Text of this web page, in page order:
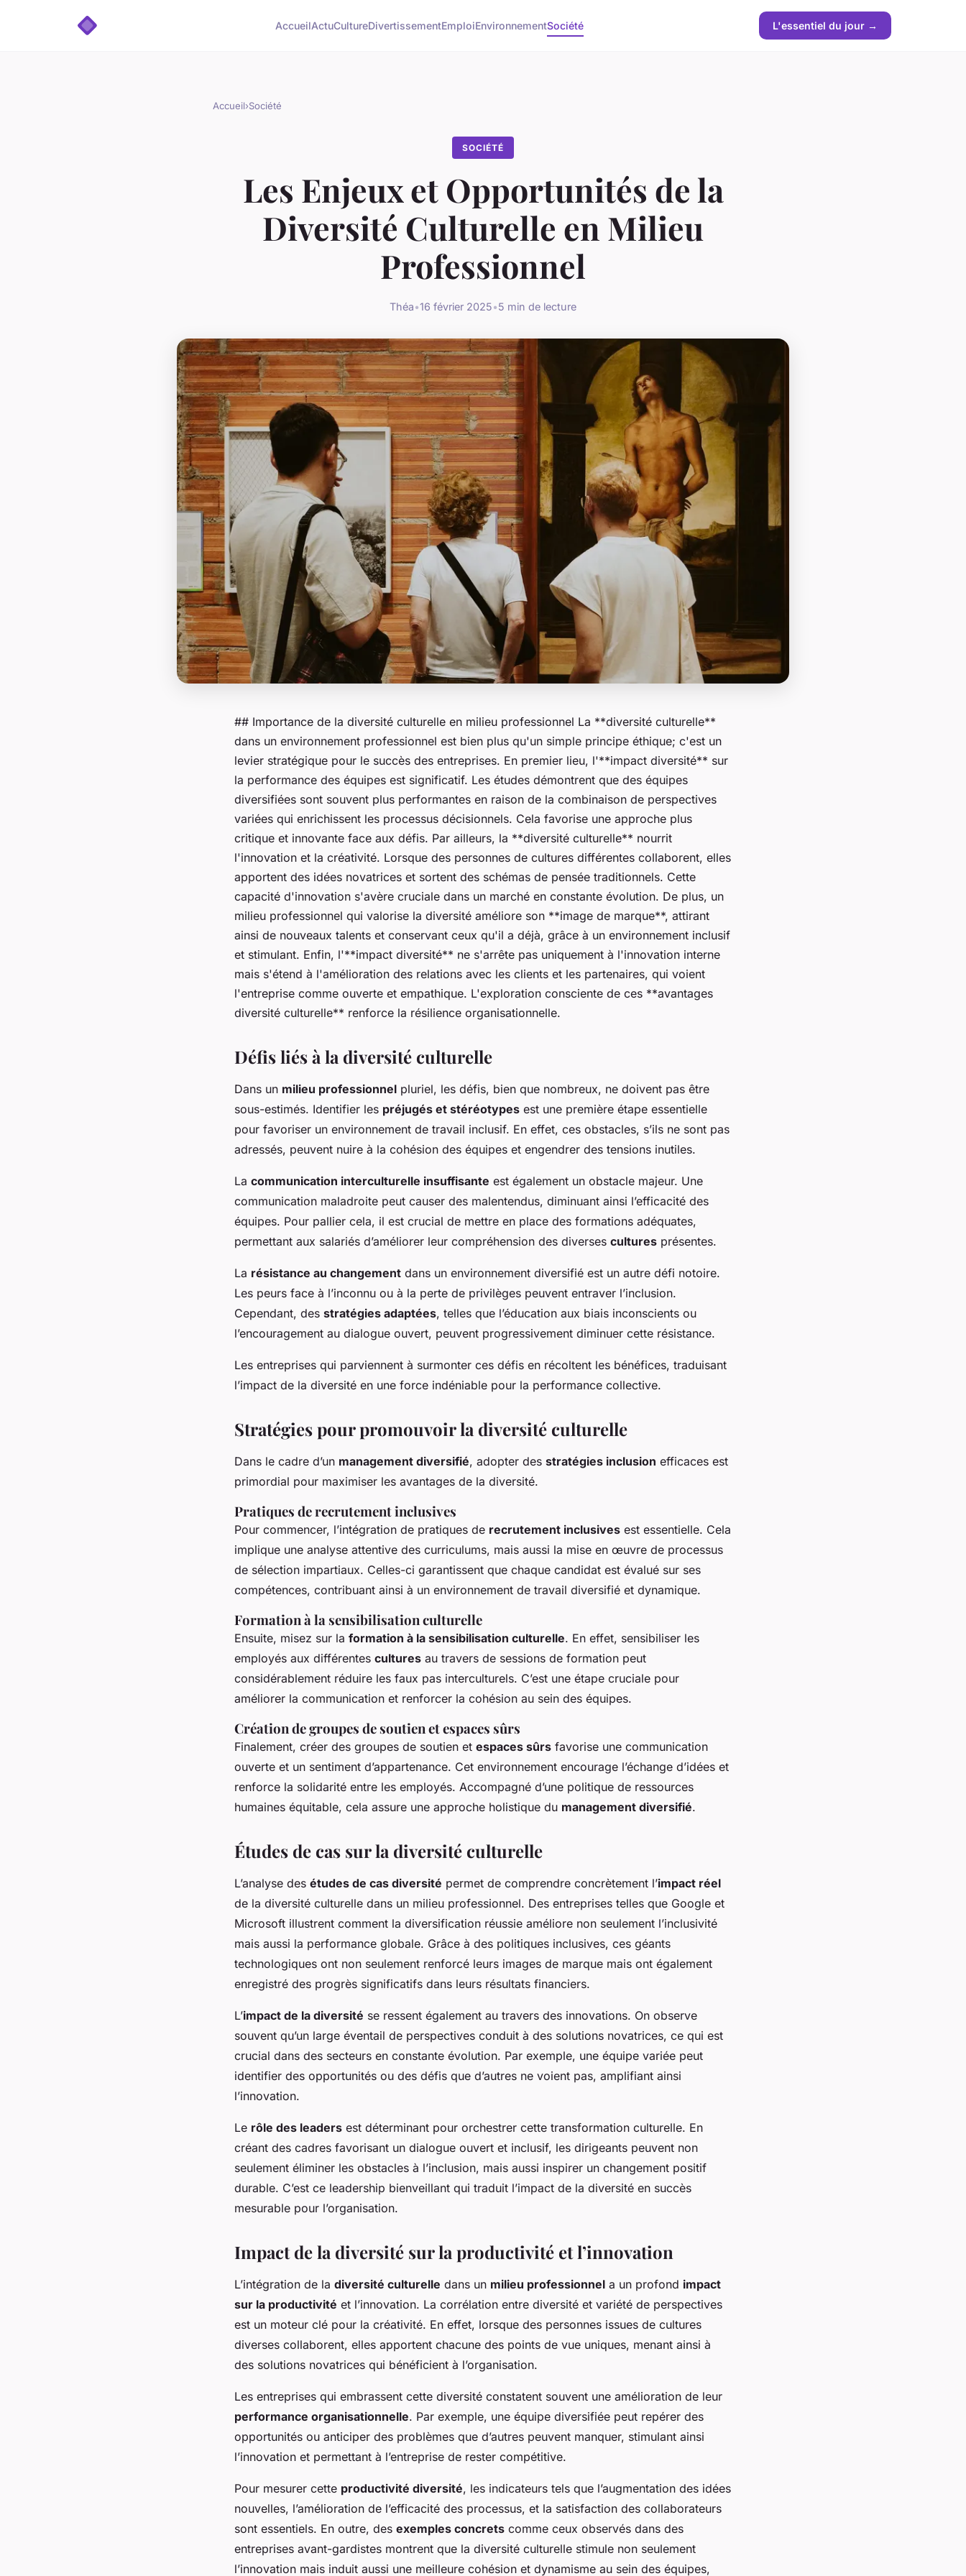
AccueilActuCultureDivertissementEmploiEnvironnementSociété L'essentiel du jour →
Accueil›Société
SOCIÉTÉ
Les Enjeux et Opportunités de la
Diversité Culturelle en Milieu
Professionnel
Théa•16 février 2025•5 min de lecture
## Importance de la diversité culturelle en milieu professionnel La **diversité culturelle**
dans un environnement professionnel est bien plus qu'un simple principe éthique; c'est un
levier stratégique pour le succès des entreprises. En premier lieu, l'**impact diversité** sur
la performance des équipes est significatif. Les études démontrent que des équipes
diversifiées sont souvent plus performantes en raison de la combinaison de perspectives
variées qui enrichissent les processus décisionnels. Cela favorise une approche plus
critique et innovante face aux défis. Par ailleurs, la **diversité culturelle** nourrit
l'innovation et la créativité. Lorsque des personnes de cultures différentes collaborent, elles
apportent des idées novatrices et sortent des schémas de pensée traditionnels. Cette
capacité d'innovation s'avère cruciale dans un marché en constante évolution. De plus, un
milieu professionnel qui valorise la diversité améliore son **image de marque**, attirant
ainsi de nouveaux talents et conservant ceux qu'il a déjà, grâce à un environnement inclusif
et stimulant. Enfin, l'**impact diversité** ne s'arrête pas uniquement à l'innovation interne
mais s'étend à l'amélioration des relations avec les clients et les partenaires, qui voient
l'entreprise comme ouverte et empathique. L'exploration consciente de ces **avantages
diversité culturelle** renforce la résilience organisationnelle.
Défis liés à la diversité culturelle
Dans un milieu professionnel pluriel, les défis, bien que nombreux, ne doivent pas être
sous-estimés. Identifier les préjugés et stéréotypes est une première étape essentielle
pour favoriser un environnement de travail inclusif. En effet, ces obstacles, s’ils ne sont pas
adressés, peuvent nuire à la cohésion des équipes et engendrer des tensions inutiles.
La communication interculturelle insuffisante est également un obstacle majeur. Une
communication maladroite peut causer des malentendus, diminuant ainsi l’efficacité des
équipes. Pour pallier cela, il est crucial de mettre en place des formations adéquates,
permettant aux salariés d’améliorer leur compréhension des diverses cultures présentes.
La résistance au changement dans un environnement diversifié est un autre défi notoire.
Les peurs face à l’inconnu ou à la perte de privilèges peuvent entraver l’inclusion.
Cependant, des stratégies adaptées, telles que l’éducation aux biais inconscients ou
l’encouragement au dialogue ouvert, peuvent progressivement diminuer cette résistance.
Les entreprises qui parviennent à surmonter ces défis en récoltent les bénéfices, traduisant
l’impact de la diversité en une force indéniable pour la performance collective.
Stratégies pour promouvoir la diversité culturelle
Dans le cadre d’un management diversifié, adopter des stratégies inclusion efficaces est
primordial pour maximiser les avantages de la diversité.
Pratiques de recrutement inclusives
Pour commencer, l’intégration de pratiques de recrutement inclusives est essentielle. Cela
implique une analyse attentive des curriculums, mais aussi la mise en œuvre de processus
de sélection impartiaux. Celles-ci garantissent que chaque candidat est évalué sur ses
compétences, contribuant ainsi à un environnement de travail diversifié et dynamique.
Formation à la sensibilisation culturelle
Ensuite, misez sur la formation à la sensibilisation culturelle. En effet, sensibiliser les
employés aux différentes cultures au travers de sessions de formation peut
considérablement réduire les faux pas interculturels. C’est une étape cruciale pour
améliorer la communication et renforcer la cohésion au sein des équipes.
Création de groupes de soutien et espaces sûrs
Finalement, créer des groupes de soutien et espaces sûrs favorise une communication
ouverte et un sentiment d’appartenance. Cet environnement encourage l’échange d’idées et
renforce la solidarité entre les employés. Accompagné d’une politique de ressources
humaines équitable, cela assure une approche holistique du management diversifié.
Études de cas sur la diversité culturelle
L’analyse des études de cas diversité permet de comprendre concrètement l’impact réel
de la diversité culturelle dans un milieu professionnel. Des entreprises telles que Google et
Microsoft illustrent comment la diversification réussie améliore non seulement l’inclusivité
mais aussi la performance globale. Grâce à des politiques inclusives, ces géants
technologiques ont non seulement renforcé leurs images de marque mais ont également
enregistré des progrès significatifs dans leurs résultats financiers.
L’impact de la diversité se ressent également au travers des innovations. On observe
souvent qu’un large éventail de perspectives conduit à des solutions novatrices, ce qui est
crucial dans des secteurs en constante évolution. Par exemple, une équipe variée peut
identifier des opportunités ou des défis que d’autres ne voient pas, amplifiant ainsi
l’innovation.
Le rôle des leaders est déterminant pour orchestrer cette transformation culturelle. En
créant des cadres favorisant un dialogue ouvert et inclusif, les dirigeants peuvent non
seulement éliminer les obstacles à l’inclusion, mais aussi inspirer un changement positif
durable. C’est ce leadership bienveillant qui traduit l’impact de la diversité en succès
mesurable pour l’organisation.
Impact de la diversité sur la productivité et l’innovation
L’intégration de la diversité culturelle dans un milieu professionnel a un profond impact
sur la productivité et l’innovation. La corrélation entre diversité et variété de perspectives
est un moteur clé pour la créativité. En effet, lorsque des personnes issues de cultures
diverses collaborent, elles apportent chacune des points de vue uniques, menant ainsi à
des solutions novatrices qui bénéficient à l’organisation.
Les entreprises qui embrassent cette diversité constatent souvent une amélioration de leur
performance organisationnelle. Par exemple, une équipe diversifiée peut repérer des
opportunités ou anticiper des problèmes que d’autres peuvent manquer, stimulant ainsi
l’innovation et permettant à l’entreprise de rester compétitive.
Pour mesurer cette productivité diversité, les indicateurs tels que l’augmentation des idées
nouvelles, l’amélioration de l’efficacité des processus, et la satisfaction des collaborateurs
sont essentiels. En outre, des exemples concrets comme ceux observés dans des
entreprises avant-gardistes montrent que la diversité culturelle stimule non seulement
l’innovation mais induit aussi une meilleure cohésion et dynamisme au sein des équipes,